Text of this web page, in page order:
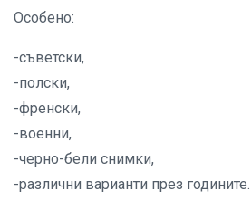
Особено:
-съветски,
-полски,
-френски,
-военни,
-черно-бели снимки,
-различни варианти през годините.